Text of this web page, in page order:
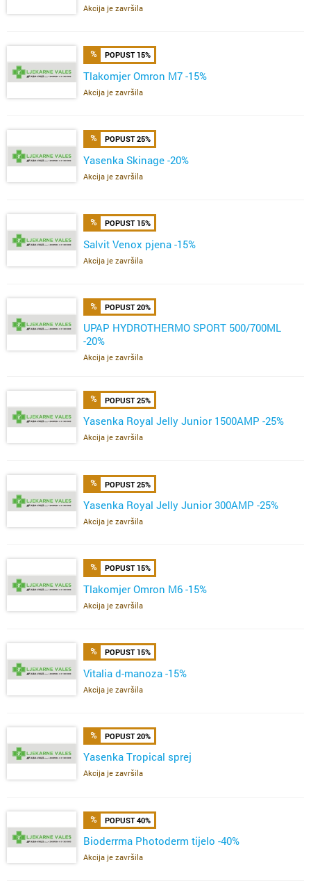
Akcija je završila
POPUST 15%
Tlakomjer Omron M7 -15%
Akcija je završila
POPUST 25%
Yasenka Skinage -20%
Akcija je završila
POPUST 15%
Salvit Venox pjena -15%
Akcija je završila
POPUST 20%
UPAP HYDROTHERMO SPORT 500/700ML
-20%
Akcija je završila
POPUST 25%
Yasenka Royal Jelly Junior 1500AMP -25%
Akcija je završila
POPUST 25%
Yasenka Royal Jelly Junior 300AMP -25%
Akcija je završila
POPUST 15%
Tlakomjer Omron M6 -15%
Akcija je završila
POPUST 15%
Vitalia d-manoza -15%
Akcija je završila
POPUST 20%
Yasenka Tropical sprej
Akcija je završila
POPUST 40%
Bioderrma Photoderm tijelo -40%
Akcija je završila